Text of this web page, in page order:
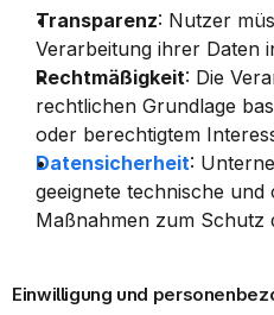
Transparenz: Nutzer
Verarbeitung ihrer Daten
Rechtmäßigkeit: Die
rechtlichen Grundlage
oder berechtigtem
Datensicherheit:
geeignete technische und
Maßnahmen zum Schutz
Einwilligung und